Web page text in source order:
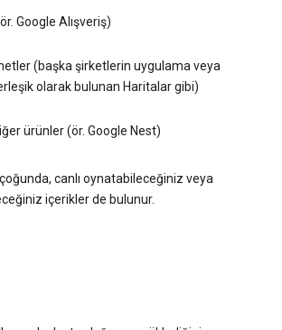
Google Alışveriş)
(başka şirketlerin uygulama veya
olarak bulunan Haritalar gibi)
ürünler (ör. Google Nest)
canlı oynatabileceğiniz veya
içerikler de bulunur.